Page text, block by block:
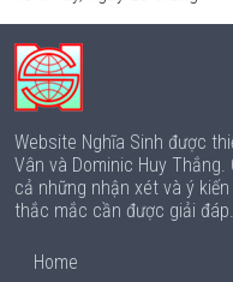
Website Nghĩa Sinh được
Vân và Dominic Huy
cả những nhận xét và ý
thắc mắc cần được giải
Home